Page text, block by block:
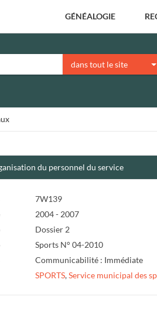
GÉNÉALOGIE
dans tout le site
du personnel du service
7W139
2004 - 2007
Dossier 2
Sports N° 04-2010
Communicabilité : Immédiate
SPORTS,Service municipal des